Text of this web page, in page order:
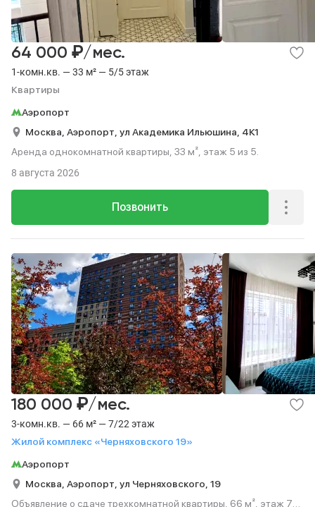
1-комн.кв. — 33 м² — 5/5 этаж
Квартиры
64 000 ₽/мес.
Аэропорт
Москва, Аэропорт, ул Академика Ильюшина, 4К1
Аренда однокомнатной квартиры, 33 м², этаж 5 из 5.
Позвонить
8 августа 2026
3-комн.кв. — 66 м² — 7/22 этаж
Жилой комплекс «Черняховского 19»
180 000 ₽/мес.
Аэропорт
Москва, Аэропорт, ул Черняховского, 19
Объявление о сдаче трехкомнатной квартиры, 66 м², этаж 7